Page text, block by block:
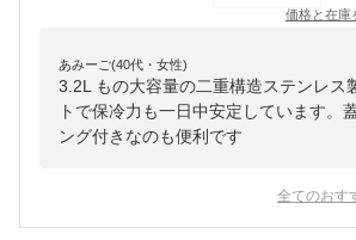
価格と在庫
あみーご(40代・女性)
3.2L もの大容量の二重構造ステンレス
トで保冷力も一日中安定しています。
ング付きなのも便利です
全てのおす